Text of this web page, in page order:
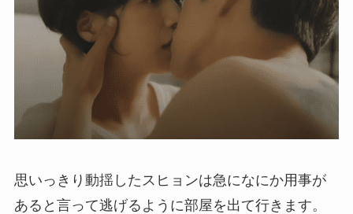
思いっきり動揺したスヒョンは急になにか用事が
あると言って逃げるように部屋を出て行きます。